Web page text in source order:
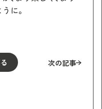
に。
次の記事